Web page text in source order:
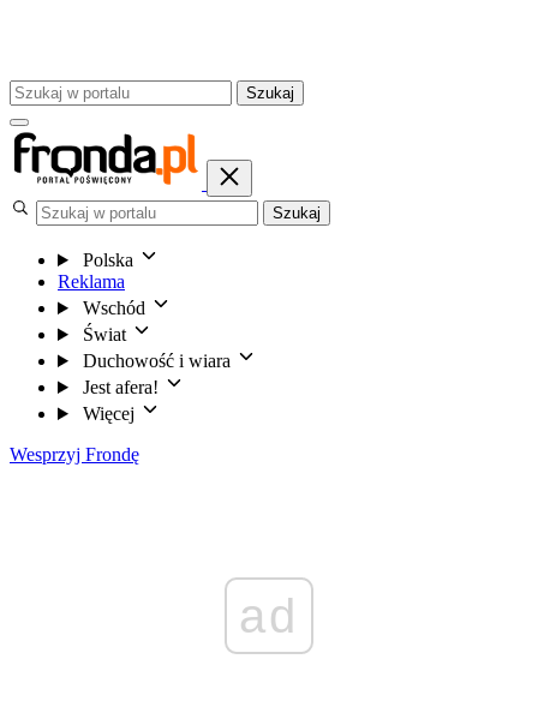
Szukaj
Szukaj
Polska
Reklama
Wschód
Świat
Duchowość i wiara
Jest afera!
Więcej
Wesprzyj Frondę
ad